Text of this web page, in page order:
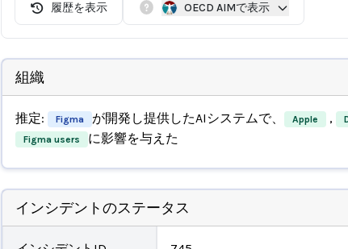
履歴を表示 OECD AIMで表示
組織
推定: Figma が開発し提供したAIシステムで、 Apple ,
Figma users に影響を与えた
インシデントのステータス